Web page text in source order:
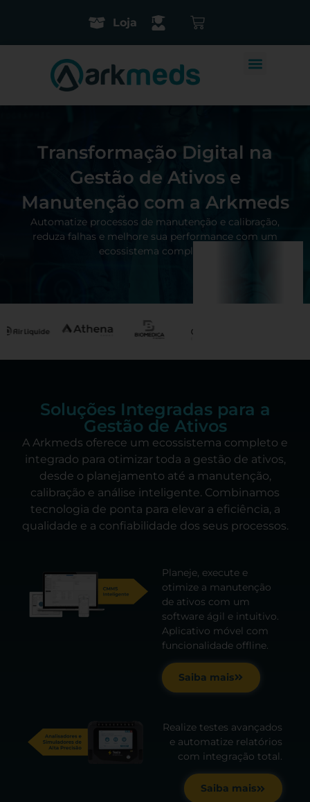
Loja
Transformação Digital na
Gestão de Ativos e
Manutenção com a Arkmeds
Automatize processos de manutenção e calibração,
reduza falhas e melhore sua performance com um
ecossistema completo.
Soluções Integradas para a
Gestão de Ativos
A Arkmeds oferece um ecossistema completo e
integrado para otimizar toda a gestão de ativos,
desde o planejamento até a manutenção,
calibração e análise inteligente. Combinamos
tecnologia de ponta para elevar a eficiência, a
qualidade e a confiabilidade dos seus processos.
Planeje, execute e
otimize a manutenção
de ativos com um
software ágil e intuitivo.
Aplicativo móvel com
funcionalidade offline.
Saiba mais
Realize testes avançados
e automatize relatórios
com integração total.
Saiba mais